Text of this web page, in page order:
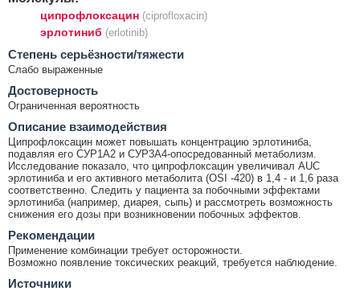
ципрофлоксацин (ciprofloxacin)
эрлотиниб (erlotinib)
Cтепень серьёзности/тяжести
Слабо выраженные
Достоверность
Ограниченная вероятность
Описание взаимодействия
Ципрофлоксацин может повышать концентрацию эрлотиниба,
подавляя его СУР1А2 и СУР3А4-опосредованный метаболизм.
Исследование показало, что ципрофлоксацин увеличивал AUC
эрлотиниба и его активного метаболита (OSI -420) в 1,4 - и 1,6 раза
соответственно. Следить у пациента за побочными эффектами
эрлотиниба (например, диарея, сыпь) и рассмотреть возможность
снижения его дозы при возникновении побочных эффектов.
Рекомендации
Применение комбинации требует осторожности.
Возможно появление токсических реакций, требуется наблюдение.
Источники